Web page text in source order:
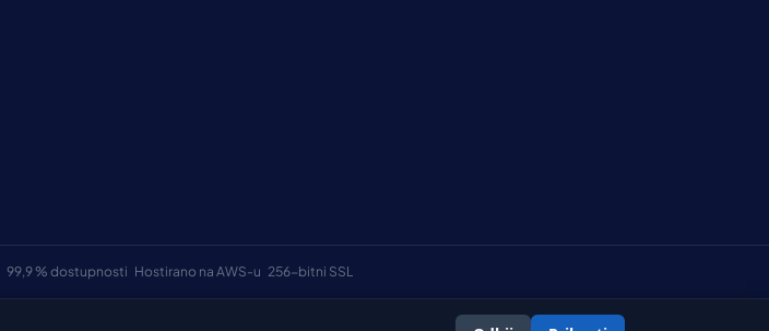
99,9 % dostupnosti Hostirano na AWS-u 256-bitni SSL